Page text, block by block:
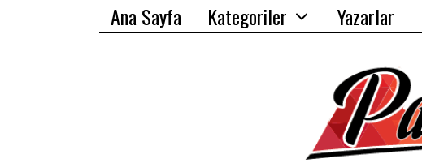
Ana Sayfa Kategoriler Yazarlar